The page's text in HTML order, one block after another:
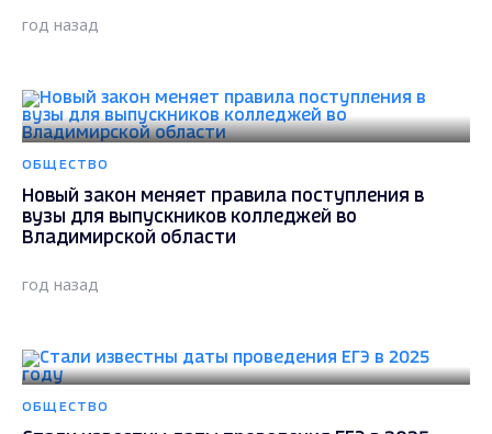
год назад
ОБЩЕСТВО
Новый закон меняет правила поступления в
вузы для выпускников колледжей во
Владимирской области
год назад
ОБЩЕСТВО